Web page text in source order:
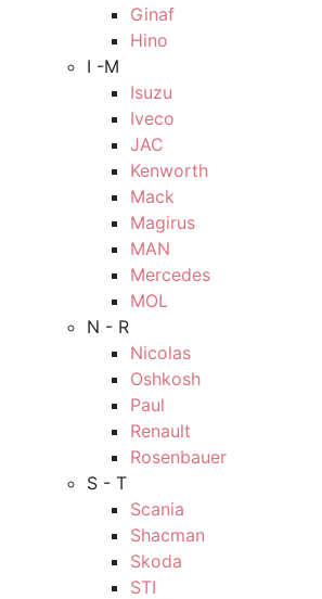
Ginaf
Hino
I -M
Isuzu
Iveco
JAC
Kenworth
Mack
Magirus
MAN
Mercedes
MOL
N - R
Nicolas
Oshkosh
Paul
Renault
Rosenbauer
S - T
Scania
Shacman
Skoda
STI